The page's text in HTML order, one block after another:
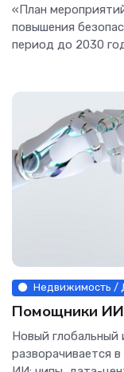
«План
повышения
период до 2030
Недвижимость /
Помощники ИИ
Новый глобальный
разворачивается